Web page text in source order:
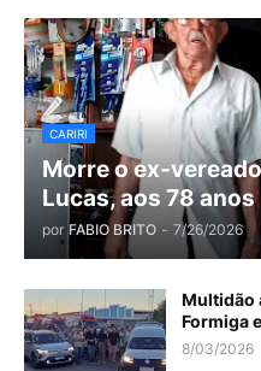
CARIRI
Morre o ex-
Lucas, aos 78 anos
por FABIO BRITO - 7/26/2026
Multidão
Formiga
8/03/2026